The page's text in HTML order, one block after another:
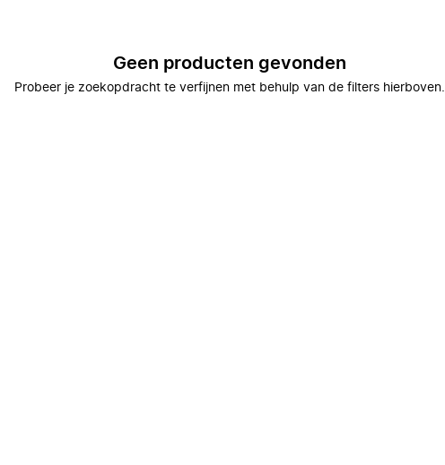
Geen producten gevonden
Probeer je zoekopdracht te verfijnen met behulp van de filters hierboven.